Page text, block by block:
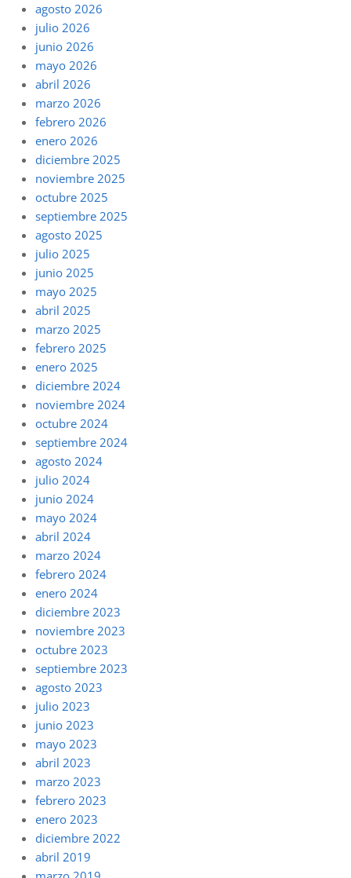
agosto 2026
julio 2026
junio 2026
mayo 2026
abril 2026
marzo 2026
febrero 2026
enero 2026
diciembre 2025
noviembre 2025
octubre 2025
septiembre 2025
agosto 2025
julio 2025
junio 2025
mayo 2025
abril 2025
marzo 2025
febrero 2025
enero 2025
diciembre 2024
noviembre 2024
octubre 2024
septiembre 2024
agosto 2024
julio 2024
junio 2024
mayo 2024
abril 2024
marzo 2024
febrero 2024
enero 2024
diciembre 2023
noviembre 2023
octubre 2023
septiembre 2023
agosto 2023
julio 2023
junio 2023
mayo 2023
abril 2023
marzo 2023
febrero 2023
enero 2023
diciembre 2022
abril 2019